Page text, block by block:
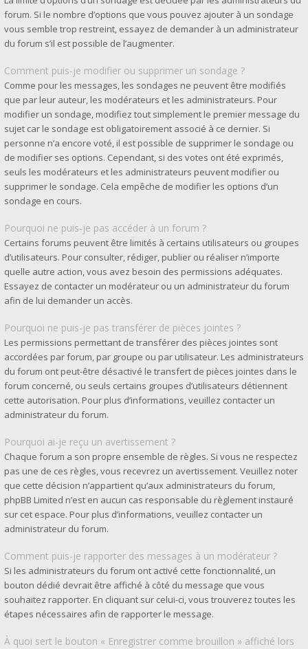
forum. Si le nombre d’options que vous pouvez ajouter à un sondage
vous semble trop restreint, essayez de demander à un administrateur
du forum s’il est possible de l’augmenter.
Comment puis-je modifier ou supprimer un sondage ?
Comme pour les messages, les sondages ne peuvent être modifiés
que par leur auteur, les modérateurs et les administrateurs. Pour
modifier un sondage, modifiez tout simplement le premier message du
sujet car le sondage est obligatoirement associé à ce dernier. Si
personne n’a encore voté, il est possible de supprimer le sondage ou
de modifier ses options. Cependant, si des votes ont été exprimés,
seuls les modérateurs et les administrateurs peuvent modifier ou
supprimer le sondage. Cela empêche de modifier les options d’un
sondage en cours.
Pourquoi ne puis-je pas accéder à un forum ?
Certains forums peuvent être limités à certains utilisateurs ou groupes
d’utilisateurs. Pour consulter, rédiger, publier ou réaliser n’importe
quelle autre action, vous avez besoin des permissions adéquates.
Essayez de contacter un modérateur ou un administrateur du forum
afin de lui demander un accès.
Pourquoi ne puis-je pas transférer de pièces jointes ?
Les permissions permettant de transférer des pièces jointes sont
accordées par forum, par groupe ou par utilisateur. Les administrateurs
du forum ont peut-être désactivé le transfert de pièces jointes dans le
forum concerné, ou seuls certains groupes d’utilisateurs détiennent
cette autorisation. Pour plus d’informations, veuillez contacter un
administrateur du forum.
Pourquoi ai-je reçu un avertissement ?
Chaque forum a son propre ensemble de règles. Si vous ne respectez
pas une de ces règles, vous recevrez un avertissement. Veuillez noter
que cette décision n’appartient qu’aux administrateurs du forum,
phpBB Limited n’est en aucun cas responsable du règlement instauré
sur cet espace. Pour plus d’informations, veuillez contacter un
administrateur du forum.
Comment puis-je rapporter des messages à un modérateur ?
Si les administrateurs du forum ont activé cette fonctionnalité, un
bouton dédié devrait être affiché à côté du message que vous
souhaitez rapporter. En cliquant sur celui-ci, vous trouverez toutes les
étapes nécessaires afin de rapporter le message.
À quoi sert le bouton « Enregistrer comme brouillon » affiché lors